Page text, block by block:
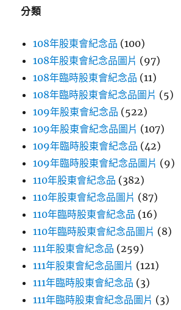
分類
108年股東會紀念品 (100)
108年股東會紀念品圖片 (97)
108年臨時股東會紀念品 (11)
108年臨時股東會紀念品圖片 (5)
109年股東會紀念品 (522)
109年股東會紀念品圖片 (107)
109年臨時股東會紀念品 (42)
109年臨時股東會紀念品圖片 (9)
110年股東會紀念品 (382)
110年股東會紀念品圖片 (87)
110年臨時股東會紀念品 (16)
110年臨時股東會紀念品圖片 (8)
111年股東會紀念品 (259)
111年股東會紀念品圖片 (121)
111年臨時股東會紀念品 (3)
111年臨時股東會紀念品圖片 (3)